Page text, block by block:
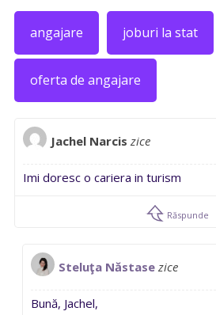
angajare joburi la stat
oferta de angajare
Jachel Narcis zice
Imi doresc o cariera in turism
Răspunde
Steluţa Năstase zice
Bună, Jachel,